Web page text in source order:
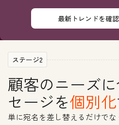
最新トレンドを確認
ステージ2
顧客のニーズ
セージを個別化
単に宛名を差し替えるだけで